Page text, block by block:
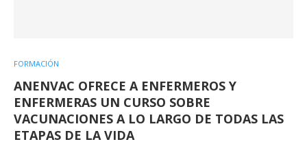
FORMACIÓN
ANENVAC OFRECE A ENFERMEROS Y
ENFERMERAS UN CURSO SOBRE
VACUNACIONES A LO LARGO DE TODAS LAS
ETAPAS DE LA VIDA